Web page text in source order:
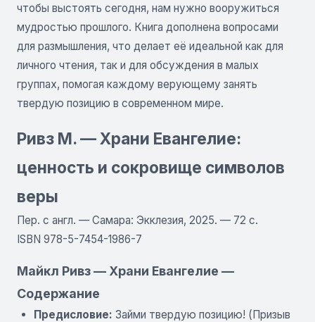
чтобы выстоять сегодня, нам нужно вооружиться
мудростью прошлого. Книга дополнена вопросами
для размышления, что делает её идеальной как для
личного чтения, так и для обсуждения в малых
группах, помогая каждому верующему занять
твердую позицию в современном мире.
Ривз М. — Храни Евангелие:
ценность и сокровище символов
веры
Пер. с англ. — Самара: Экклезия, 2025. — 72 с.
ISBN 978-5-7454-1986-7
Майкл Ривз — Храни Евангелие —
Содержание
Предисловие: Займи твердую позицию! (Призыв